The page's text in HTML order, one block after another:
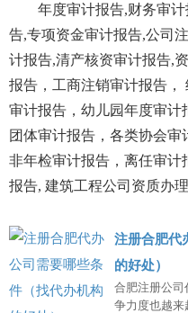
年度审计报告,财务审计
告,专项资金审计报告,公司
计报告,清产核资审计报告,
报告，工商注销审计报告，
审计报告，幼儿园年度审计
团体审计报告，各类协会
非年检审计报告，离任审计
报告, 建筑工程公司资质办
注册合肥代
的好处）
合肥注册公司
争力度也越来